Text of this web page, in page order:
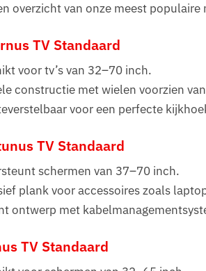
overzicht van onze meest
TV Standaard
voor tv’s van 32–70 inch.
constructie met wielen voorzien
voor een perfecte
TV Standaard
schermen van 37–70 inch.
plank voor accessoires zoals
ontwerp met
TV Standaard